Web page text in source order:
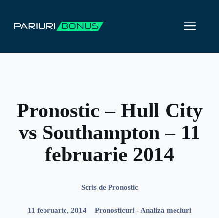
conținut
Pronostic – Hull City
vs Southampton – 11
februarie 2014
Scris de Pronostic
11 februarie, 2014 Pronosticuri - Analiza meciuri